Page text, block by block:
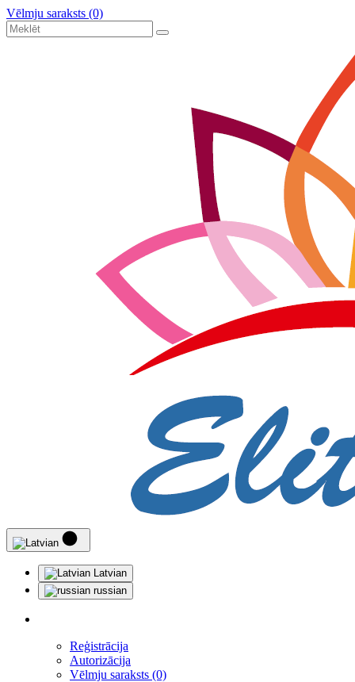
Vēlmju saraksts (0)
Latvian
russian
Reģistrācija
Autorizācija
Vēlmju saraksts (0)